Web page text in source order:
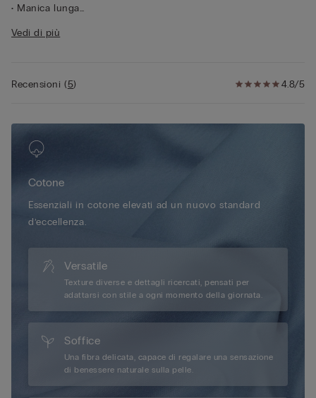
• Manica lunga
• La modella è alta 175 cm e indossa la taglia S
Vedi di più
4.8/5
Recensioni(5)
Cotone
Essenziali in cotone elevati ad un nuovo standard
d’eccellenza.
Versatile
Texture diverse e dettagli ricercati, pensati per
adattarsi con stile a ogni momento della giornata.
Soffice
Una fibra delicata, capace di regalare una sensazione
di benessere naturale sulla pelle.